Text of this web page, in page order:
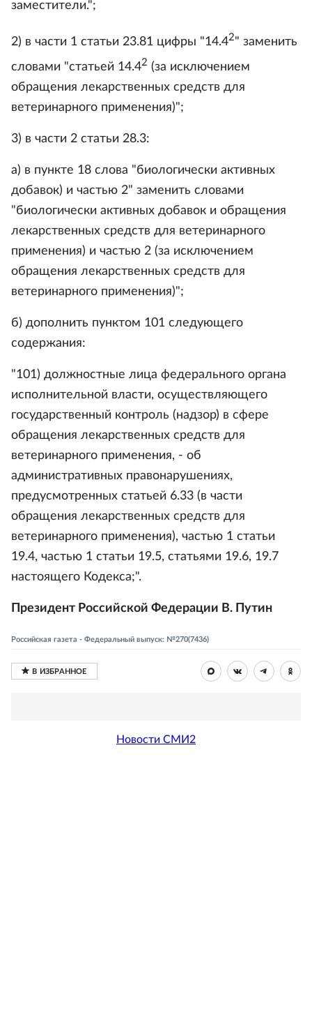
заместители.";
2) в части 1 статьи 23.81 цифры "14.42" заменить
словами "статьей 14.42 (за исключением
обращения лекарственных средств для
ветеринарного применения)";
3) в части 2 статьи 28.3:
а) в пункте 18 слова "биологически активных
добавок) и частью 2" заменить словами
"биологически активных добавок и обращения
лекарственных средств для ветеринарного
применения) и частью 2 (за исключением
обращения лекарственных средств для
ветеринарного применения)";
б) дополнить пунктом 101 следующего
содержания:
"101) должностные лица федерального органа
исполнительной власти, осуществляющего
государственный контроль (надзор) в сфере
обращения лекарственных средств для
ветеринарного применения, - об
административных правонарушениях,
предусмотренных статьей 6.33 (в части
обращения лекарственных средств для
ветеринарного применения), частью 1 статьи
19.4, частью 1 статьи 19.5, статьями 19.6, 19.7
настоящего Кодекса;".
Президент Российской Федерации В. Путин
Российская газета - Федеральный выпуск: №270(7436)
Новости СМИ2